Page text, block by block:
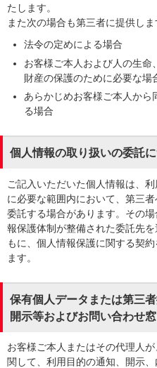
たします。
また次の場合も第三者に提供しま
法令の定めによる場合
お客様ご本人および人の生命
財産の保護のために必要な場
あらかじめお客様ご本人から
る場合
個人情報の取り扱いの委託
ご記入いただいた個人情報は、
に必要な範囲内において、第三
委託する場合があります。その
報保護体制が整備された委託先を
もに、個人情報保護に関する契
ます。
保有個人データまたは第三
開示等およびお問い合わせ
お客様ご本人またはその代理人
関して、利用目的の通知、開示、